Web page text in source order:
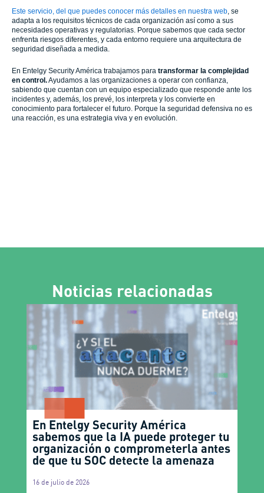
Este servicio, del que puedes conocer más detalles en nuestra web, se
adapta a los requisitos técnicos de cada organización así como a sus
necesidades operativas y regulatorias. Porque sabemos que cada sector
enfrenta riesgos diferentes, y cada entorno requiere una arquitectura de
seguridad diseñada a medida.
En Entelgy Security América trabajamos para transformar la complejidad
en control.Ayudamos a las organizaciones a operar con confianza,
sabiendo que cuentan con un equipo especializado que responde ante los
incidentes y, además, los prevé, los interpreta y los convierte en
conocimiento para fortalecer el futuro. Porque la seguridad defensiva no es
una reacción, es una estrategia viva y en evolución.
Noticias relacionadas
En Entelgy Security América
sabemos que la IA puede proteger tu
organización o comprometerla antes
de que tu SOC detecte la amenaza
16 de julio de 2026